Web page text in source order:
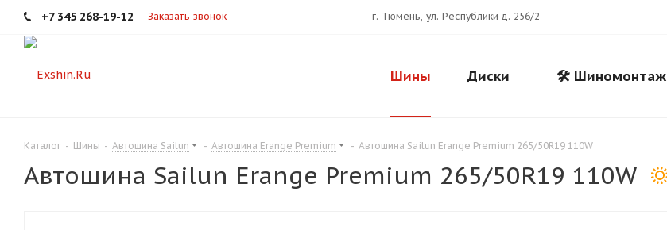
+7 345 268-19-12 Заказать звонок г. Тюмень, ул. Республики д. 256/2
Шины Диски 🛠️ Шиномонтаж
Каталог - Шины - Автошина Sailun - Автошина Erange Premium - Автошина Sailun Erange Premium 265/50R19 110W
Автошина Sailun Erange Premium 265/50R19 110W